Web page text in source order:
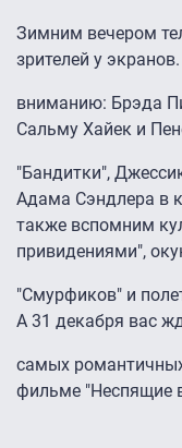
Зимним вечером
зрителей у
вниманию: Брэда
Сальму Хайек и
"Бандитки",
Адама Сэндлера в
также вспомним
привидениями",
"Смурфиков" и
А 31 декабря вас
самых
фильме "Неспящие